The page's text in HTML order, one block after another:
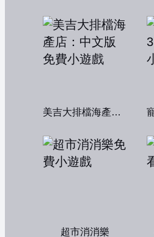
美吉大排檔海產店：中文版
超市消消樂